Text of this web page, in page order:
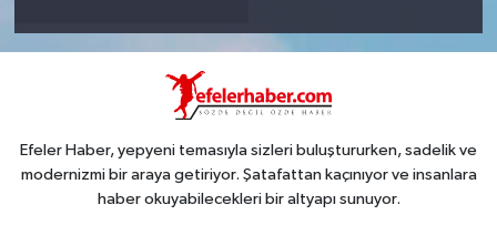
Efeler Haber, yepyeni temasıyla sizleri buluştururken, sadelik ve
modernizmi bir araya getiriyor. Şatafattan kaçınıyor ve insanlara
haber okuyabilecekleri bir altyapı sunuyor.